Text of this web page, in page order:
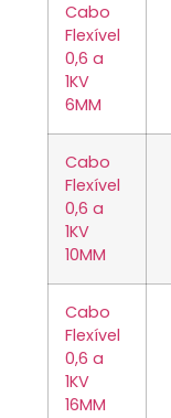
Cabo
Flexível
0,6 a
1KV
6MM
Cabo
Flexível
0,6 a
1KV
10MM
Cabo
Flexível
0,6 a
1KV
16MM